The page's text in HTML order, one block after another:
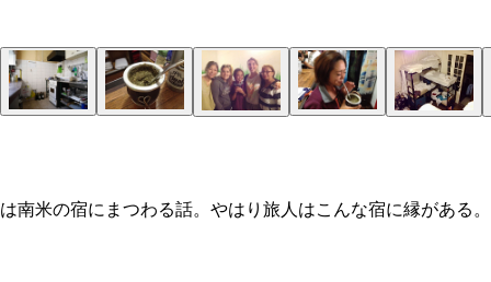
米の宿にまつわる話。やはり旅人はこんな宿に縁がある。